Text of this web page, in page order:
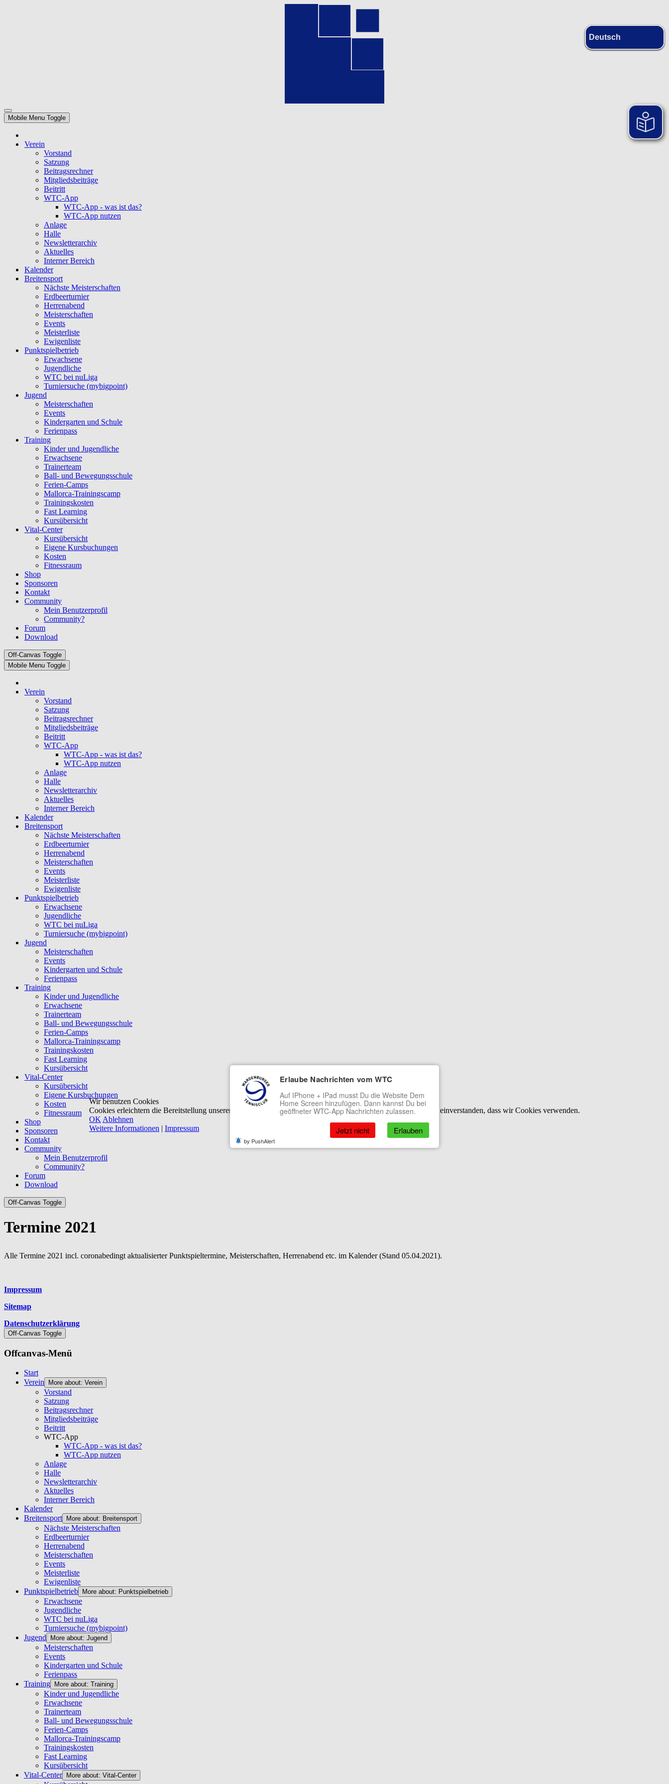
Mobile Menu Toggle
Verein
Vorstand
Satzung
Beitragsrechner
Mitgliedsbeiträge
Beitritt
WTC-App
WTC-App - was ist das?
WTC-App nutzen
Anlage
Halle
Newsletterarchiv
Aktuelles
Interner Bereich
Kalender
Breitensport
Nächste Meisterschaften
Erdbeerturnier
Herrenabend
Meisterschaften
Events
Meisterliste
Ewigenliste
Punktspielbetrieb
Erwachsene
Jugendliche
WTC bei nuLiga
Turniersuche (mybigpoint)
Jugend
Meisterschaften
Events
Kindergarten und Schule
Ferienpass
Training
Kinder und Jugendliche
Erwachsene
Trainerteam
Ball- und Bewegungsschule
Ferien-Camps
Mallorca-Trainingscamp
Trainingskosten
Fast Learning
Kursübersicht
Vital-Center
Kursübersicht
Eigene Kursbuchungen
Kosten
Fitnessraum
Shop
Sponsoren
Kontakt
Community
Mein Benutzerprofil
Community?
Forum
Download
Off-Canvas Toggle
Mobile Menu Toggle
Verein
Vorstand
Satzung
Beitragsrechner
Mitgliedsbeiträge
Beitritt
WTC-App
WTC-App - was ist das?
WTC-App nutzen
Anlage
Halle
Newsletterarchiv
Aktuelles
Interner Bereich
Kalender
Breitensport
Nächste Meisterschaften
Erdbeerturnier
Herrenabend
Meisterschaften
Events
Meisterliste
Ewigenliste
Punktspielbetrieb
Erwachsene
Jugendliche
WTC bei nuLiga
Turniersuche (mybigpoint)
Jugend
Meisterschaften
Events
Kindergarten und Schule
Ferienpass
Training
Kinder und Jugendliche
Erwachsene
Trainerteam
Ball- und Bewegungsschule
Ferien-Camps
Mallorca-Trainingscamp
Trainingskosten
Fast Learning
Kursübersicht
Vital-Center
Kursübersicht
Eigene Kursbuchungen
Kosten
Fitnessraum
Shop
Sponsoren
Kontakt
Community
Mein Benutzerprofil
Community?
Forum
Download
Off-Canvas Toggle
Termine 2021
Alle Termine 2021 incl. coronabedingt aktualisierter Punktspieltermine, Meisterschaften, Herrenabend etc. im Kalender (Stand 05.04.2021).
Impressum
Sitemap
Datenschutzerklärung
Off-Canvas Toggle
Offcanvas-Menü
Start
Verein
More about: Verein
Vorstand
Satzung
Beitragsrechner
Mitgliedsbeiträge
Beitritt
WTC-App
WTC-App - was ist das?
WTC-App nutzen
Anlage
Halle
Newsletterarchiv
Aktuelles
Interner Bereich
Kalender
Breitensport
More about: Breitensport
Nächste Meisterschaften
Erdbeerturnier
Herrenabend
Meisterschaften
Events
Meisterliste
Ewigenliste
Punktspielbetrieb
More about: Punktspielbetrieb
Erwachsene
Jugendliche
WTC bei nuLiga
Turniersuche (mybigpoint)
Jugend
More about: Jugend
Meisterschaften
Events
Kindergarten und Schule
Ferienpass
Training
More about: Training
Kinder und Jugendliche
Erwachsene
Trainerteam
Ball- und Bewegungsschule
Ferien-Camps
Mallorca-Trainingscamp
Trainingskosten
Fast Learning
Kursübersicht
Vital-Center
More about: Vital-Center
Wir benutzen Cookies
Cookies erleichtern die Bereitstellung unserer Dienste. Mit der Nutzung unserer Dienste erklärst Du Dich damit einverstanden, dass wir Cookies verwenden.
OK Ablehnen
Weitere Informationen | Impressum
Erlaube Nachrichten vom WTC
Auf IPhone + IPad musst Du die Website Dem
Home Screen hinzufügen. Dann kannst Du bei
geöffneter WTC-App Nachrichten zulassen.
Jetzt nicht Erlauben
by PushAlert